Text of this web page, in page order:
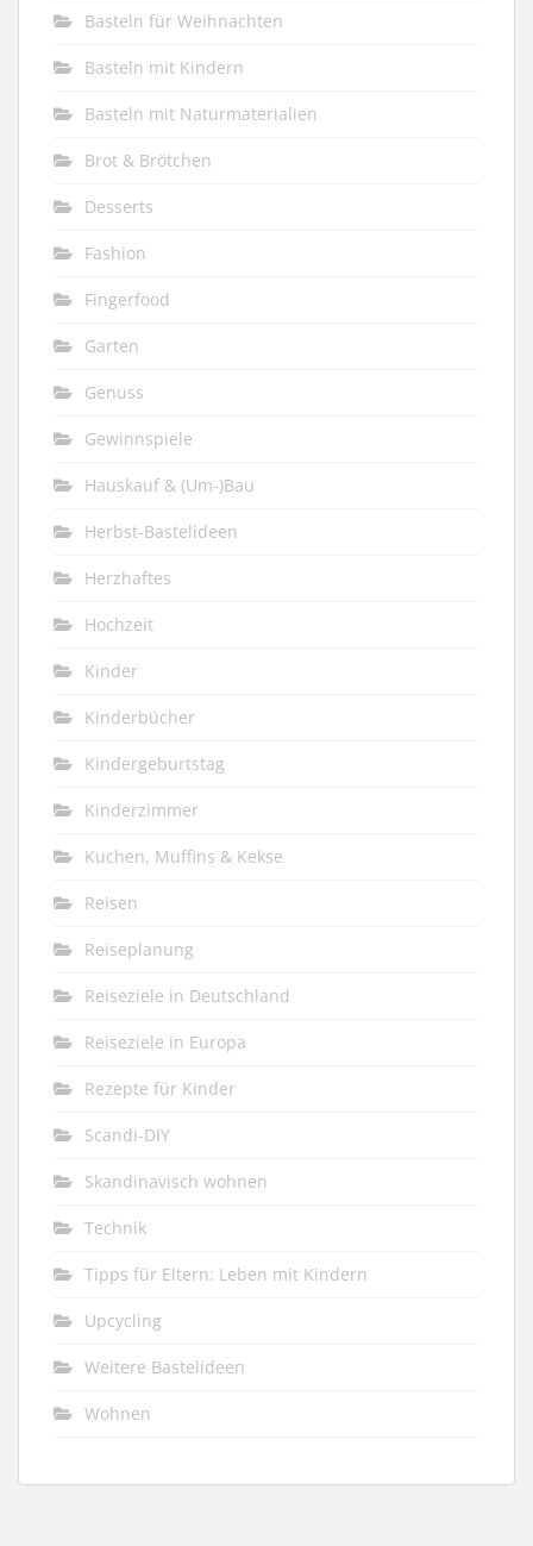
Basteln für Weihnachten
Basteln mit Kindern
Basteln mit Naturmaterialien
Brot & Brötchen
Desserts
Fashion
Fingerfood
Garten
Genuss
Gewinnspiele
Hauskauf & (Um-)Bau
Herbst-Bastelideen
Herzhaftes
Hochzeit
Kinder
Kinderbücher
Kindergeburtstag
Kinderzimmer
Kuchen, Muffins & Kekse
Reisen
Reiseplanung
Reiseziele in Deutschland
Reiseziele in Europa
Rezepte für Kinder
Scandi-DIY
Skandinavisch wohnen
Technik
Tipps für Eltern: Leben mit Kindern
Upcycling
Weitere Bastelideen
Wohnen